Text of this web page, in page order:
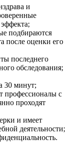
и
подбираются
после оценки его
последнего
обследования;
30 минут;
профессионалы с
проходят
и имеет
деятельности;